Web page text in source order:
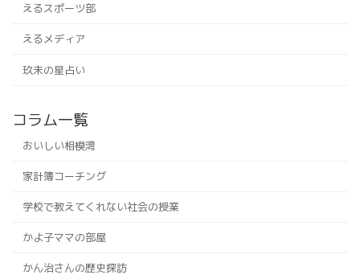
えるスポーツ部
えるメディア
玖未の星占い
コラム一覧
おいしい相模湾
家計簿コーチング
学校で教えてくれない社会の授業
かよ子ママの部屋
かん治さんの歴史探訪